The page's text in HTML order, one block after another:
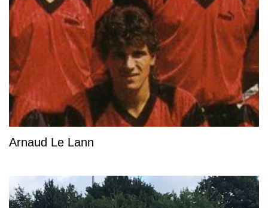
Arnaud Le Lann